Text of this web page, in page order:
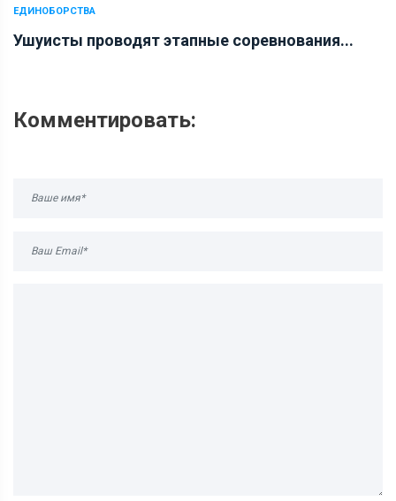
ЕДИНОБОРСТВА
Ушуисты проводят этапные соревнования...
Комментировать: